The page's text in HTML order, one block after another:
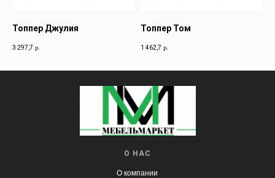
Топпер Джулия
3 297,7 р.
Топпер Том
1 462,7 р.
О НАС
О компании